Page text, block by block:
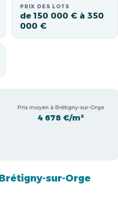
PRIX DES LOTS
de 150 000 € à 350
000 €
Prix moyen à Brétigny-sur-Orge
4 678 €/m²
sur-Orge